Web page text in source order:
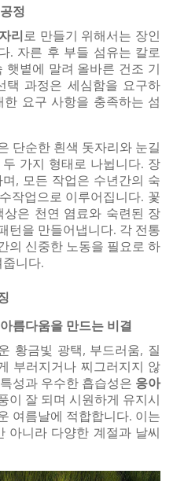
정
리 로 만들기 위해서는 장인
. 자른 후 부들 섬유는 칼로
볕에 말려 올바른 건조 기
택 과정은 세심함을 요구하
요구 사항을 충족하는 섬
단순한 흰색 돗자리와 눈길
가지 형태로 나뉩니다. 장
, 모든 작업은 수년간의 숙
작업으로 이루어집니다. 꽃
은 천연 염료와 숙련된 장
턴을 만들어냅니다. 각 전통
의 신중한 노동을 필요로 하
니다.
름다움을 만드는 비결
황금빛 광택, 부드러움, 질
부러지거나 찌그러지지 않
성과 우수한 흡습성은 응아
이 잘 되며 시원하게 유지시
여름날에 적합합니다. 이는
아니라 다양한 계절과 날씨